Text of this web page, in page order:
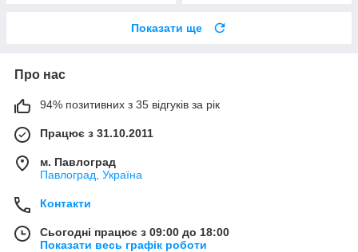
Показати ще
Про нас
94% позитивних з 35 відгуків за рік
Працює з 31.10.2011
м. Павлоград
Павлоград, Україна
Контакти
Сьогодні працює з 09:00 до 18:00
Показати весь графік роботи